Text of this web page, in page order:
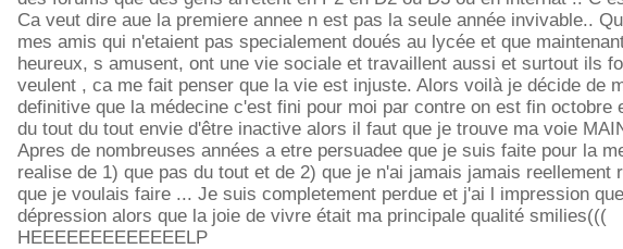
Ca veut dire aue la premiere annee n est pas la seule année invivable..
mes amis qui n'etaient pas specialement doués au lycée et que
heureux, s amusent, ont une vie sociale et travaillent aussi et surtout ils
veulent , ca me fait penser que la vie est injuste. Alors voilà je décide de
definitive que la médecine c'est fini pour moi par contre on est fin octobre
du tout du tout envie d'être inactive alors il faut que je trouve ma voie
Apres de nombreuses années a etre persuadee que je suis faite pour la
realise de 1) que pas du tout et de 2) que je n'ai jamais jamais reellement
que je voulais faire ... Je suis completement perdue et j'ai l impression
dépression alors que la joie de vivre était ma principale qualité smilies(((
HEEEEEEEEEEEEELP